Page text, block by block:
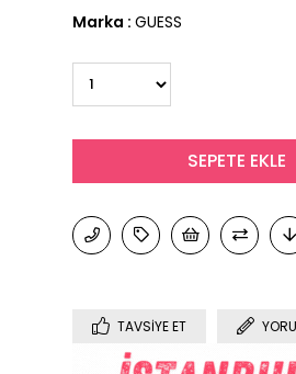
Marka : GUESS
TAVSIYE ET